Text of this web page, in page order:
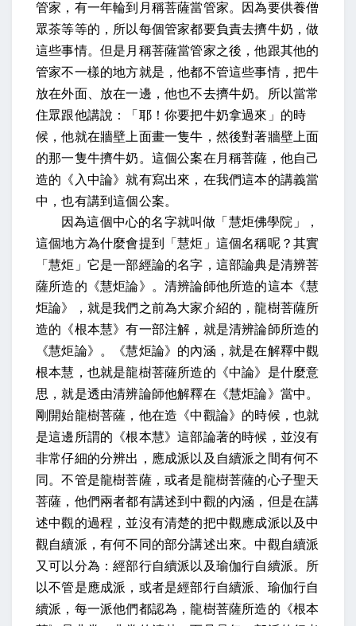
管家，有一年輪到月稱菩薩當管家。因為要供養僧
眾茶等等的，所以每個管家都要負責去擠牛奶，做
這些事情。但是月稱菩薩當管家之後，他跟其他的
管家不一樣的地方就是，他都不管這些事情，把牛
放在外面、放在一邊，他也不去擠牛奶。所以當常
住眾跟他講說：「耶！你要把牛奶拿過來」的時
候，他就在牆壁上面畫一隻牛，然後對著牆壁上面
的那一隻牛擠牛奶。這個公案在月稱菩薩，他自己
造的《入中論》就有寫出來，在我們這本的講義當
中，也有講到這個公案。
因為這個中心的名字就叫做「慧炬佛學院」，
這個地方為什麼會提到「慧炬」這個名稱呢？其實
「慧炬」它是一部經論的名字，這部論典是清辨菩
薩所造的《慧炬論》。清辨論師他所造的這本《慧
炬論》，就是我們之前為大家介紹的，龍樹菩薩所
造的《根本慧》有一部注解，就是清辨論師所造的
《慧炬論》。《慧炬論》的內涵，就是在解釋中觀
根本慧，也就是龍樹菩薩所造的《中論》是什麼意
思，就是透由清辨論師他解釋在《慧炬論》當中。
剛開始龍樹菩薩，他在造《中觀論》的時候，也就
是這邊所謂的《根本慧》這部論著的時候，並沒有
非常仔細的分辨出，應成派以及自續派之間有何不
同。不管是龍樹菩薩，或者是龍樹菩薩的心子聖天
菩薩，他們兩者都有講述到中觀的內涵，但是在講
述中觀的過程，並沒有清楚的把中觀應成派以及中
觀自續派，有何不同的部分講述出來。中觀自續派
又可以分為：經部行自續派以及瑜伽行自續派。所
以不管是應成派，或者是經部行自續派、瑜伽行自
續派，每一派他們都認為，龍樹菩薩所造的《根本